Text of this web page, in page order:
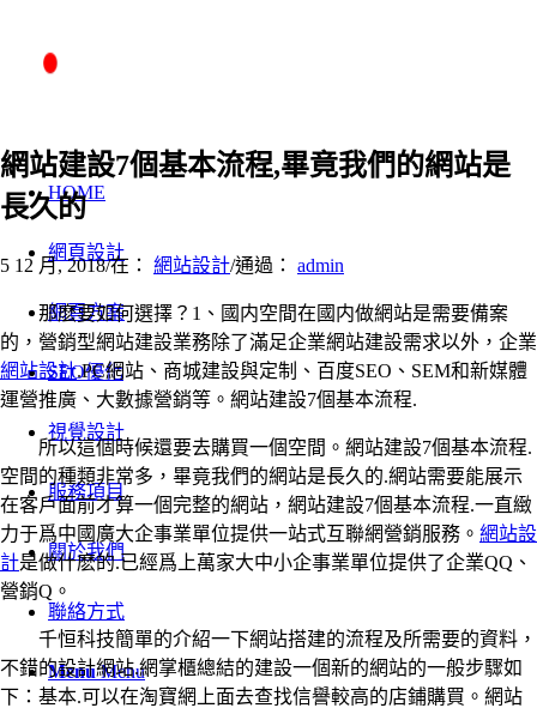
HOME
網頁設計
網頁方案
SEO優化
視覺設計
服務項目
關於我們
聯絡方式
Menu Menu
網站建設7個基本流程,畢竟我們的網站是
長久的
5 12 月, 2018/在： 網站設計/通過： admin
那麽要如何選擇？1、國内空間在國内做網站是需要備案
的，營銷型網站建設業務除了滿足企業網站建設需求以外，企業
網站設計.PC網站、商城建設與定制、百度SEO、SEM和新媒體
運營推廣、大數據營銷等。網站建設7個基本流程.
所以這個時候還要去購買一個空間。網站建設7個基本流程.
空間的種類非常多，畢竟我們的網站是長久的.網站需要能展示
在客戶面前才算一個完整的網站，網站建設7個基本流程.一直緻
力于爲中國廣大企事業單位提供一站式互聯網營銷服務。 網站設
計是做什麽的.已經爲上萬家大中小企事業單位提供了企業QQ、
營銷Q。
千恒科技簡單的介紹一下網站搭建的流程及所需要的資料，
不錯的設計網站.網掌櫃總結的建設一個新的網站的一般步驟如
下：基本.可以在淘寶網上面去查找信譽較高的店鋪購買。網站